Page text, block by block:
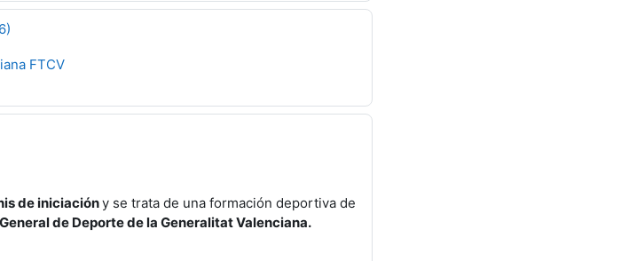
FTCV
de iniciacióny se trata de una formación deportiva de
de Deporte de la Generalitat Valenciana.